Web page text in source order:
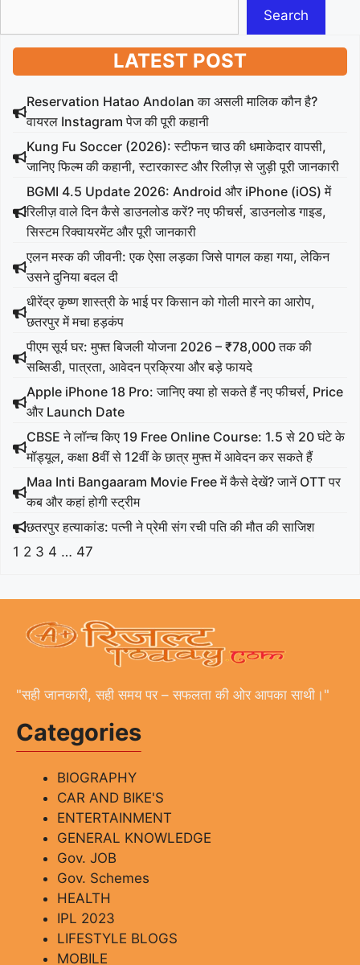
Search
LATEST POST
Reservation Hatao Andolan का असली मालिक कौन है?
वायरल Instagram पेज की पूरी कहानी
Kung Fu Soccer (2026): स्टीफन चाउ की धमाकेदार वापसी,
जानिए फिल्म की कहानी, स्टारकास्ट और रिलीज़ से जुड़ी पूरी जानकारी
BGMI 4.5 Update 2026: Android और iPhone (iOS) में
रिलीज़ वाले दिन कैसे डाउनलोड करें? नए फीचर्स, डाउनलोड गाइड,
सिस्टम रिक्वायरमेंट और पूरी जानकारी
एलन मस्क की जीवनी: एक ऐसा लड़का जिसे पागल कहा गया, लेकिन
उसने दुनिया बदल दी
धीरेंद्र कृष्ण शास्त्री के भाई पर किसान को गोली मारने का आरोप,
छतरपुर में मचा हड़कंप
पीएम सूर्य घर: मुफ्त बिजली योजना 2026 – ₹78,000 तक की
सब्सिडी, पात्रता, आवेदन प्रक्रिया और बड़े फायदे
Apple iPhone 18 Pro: जानिए क्या हो सकते हैं नए फीचर्स, Price
और Launch Date
CBSE ने लॉन्च किए 19 Free Online Course: 1.5 से 20 घंटे के
मॉड्यूल, कक्षा 8वीं से 12वीं के छात्र मुफ्त में आवेदन कर सकते हैं
Maa Inti Bangaaram Movie Free में कैसे देखें? जानें OTT पर
कब और कहां होगी स्ट्रीम
छतरपुर हत्याकांड: पत्नी ने प्रेमी संग रची पति की मौत की साजिश
1 2 3 4 … 47
"सही जानकारी, सही समय पर – सफलता की ओर आपका साथी।"
Categories
BIOGRAPHY
CAR AND BIKE'S
ENTERTAINMENT
GENERAL KNOWLEDGE
Gov. JOB
Gov. Schemes
HEALTH
IPL 2023
LIFESTYLE BLOGS
MOBILE